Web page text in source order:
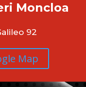
Moncloa
92
Map